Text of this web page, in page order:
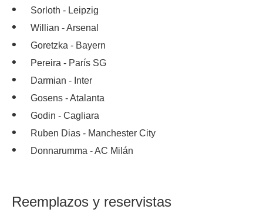
Sorloth - Leipzig
Willian - Arsenal
Goretzka - Bayern
Pereira - París SG
Darmian - Inter
Gosens - Atalanta
Godin - Cagliara
Ruben Dias - Manchester City
Donnarumma - AC Milán
Reemplazos y reservistas